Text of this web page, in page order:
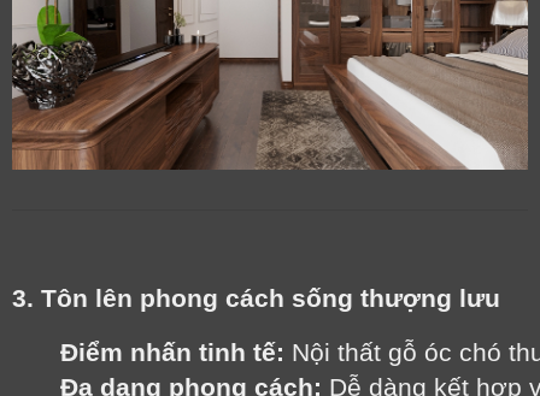
3. Tôn lên phong cách sống thượng lưu
Điểm nhấn tinh tế: Nội thất gỗ óc chó
Đa dạng phong cách: Dễ dàng kết hợp